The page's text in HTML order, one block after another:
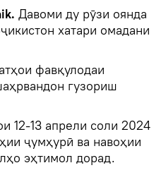
Давоми ду рӯзи оянда
хатари омадани
фавқулодаи
гузориш
12-13 апрели соли 2024
ҷумҳурӣ ва навоҳии
эҳтимол дорад.